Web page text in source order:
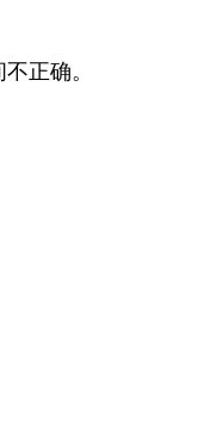
正确。